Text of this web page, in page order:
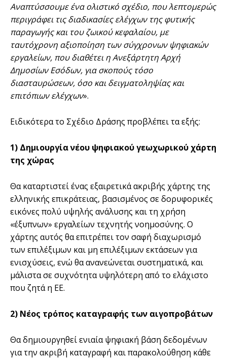
Αναπτύσσουμε ένα ολιστικό σχέδιο, που λεπτομερώς
περιγράφει τις διαδικασίες ελέγχων της φυτικής
παραγωγής και του ζωικού κεφαλαίου, με
ταυτόχρονη αξιοποίηση των σύγχρονων ψηφιακών
εργαλείων, που διαθέτει η Ανεξάρτητη Αρχή
Δημοσίων Εσόδων, για σκοπούς τόσο
διασταυρώσεων, όσο και δειγματοληψίας και
επιτόπιων ελέγχων».
Ειδικότερα το Σχέδιο Δράσης προβλέπει τα εξής:
1) Δημιουργία νέου ψηφιακού γεωχωρικού χάρτη
της χώρας
Θα καταρτιστεί ένας εξαιρετικά ακριβής χάρτης της
ελληνικής επικράτειας, βασισμένος σε δορυφορικές
εικόνες πολύ υψηλής ανάλυσης και τη χρήση
«έξυπνων» εργαλείων τεχνητής νοημοσύνης. Ο
χάρτης αυτός θα επιτρέπει τον σαφή διαχωρισμό
των επιλέξιμων και μη επιλέξιμων εκτάσεων για
ενισχύσεις, ενώ θα ανανεώνεται συστηματικά, και
μάλιστα σε συχνότητα υψηλότερη από το ελάχιστο
που ζητά η ΕΕ.
2) Νέος τρόπος καταγραφής των αιγοπροβάτων
Θα δημιουργηθεί ενιαία ψηφιακή βάση δεδομένων
για την ακριβή καταγραφή και παρακολούθηση κάθε